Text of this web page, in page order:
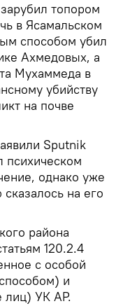
топором
в Ясамальском
способом убил
Ахмедовых, а
Мухаммеда в
убийству
на почве
Sputnik
психическом
однако уже
на его
района
120.2.4
с особой
и
лиц) УК АР.